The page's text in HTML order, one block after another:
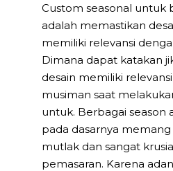
Custom seasonal untuk
adalah memastikan
memiliki relevansi
Dimana dapat katakan
desain memiliki
musiman saat
untuk. Berbagai season
pada dasarnya
mutlak dan sangat
pemasaran. Karena